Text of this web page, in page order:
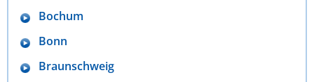
Bochum
Bonn
Braunschweig